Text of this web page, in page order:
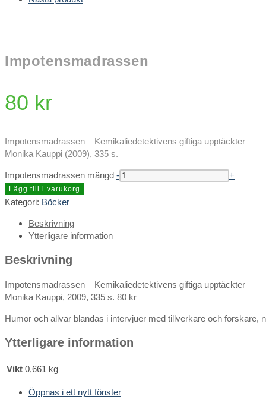
Impotensmadrassen
80 kr
Impotensmadrassen – Kemikaliedetektivens giftiga upptäckter
Monika Kauppi (2009), 335 s.
Impotensmadrassen mängd - +
Lägg till i varukorg
Kategori: Böcker
Beskrivning
Ytterligare information
Beskrivning
Impotensmadrassen – Kemikaliedetektivens giftiga upptäckter
Monika Kauppi, 2009, 335 s. 80 kr
Humor och allvar blandas i intervjuer med tillverkare och forskare,
Ytterligare information
Vikt 0,661 kg
Öppnas i ett nytt fönster